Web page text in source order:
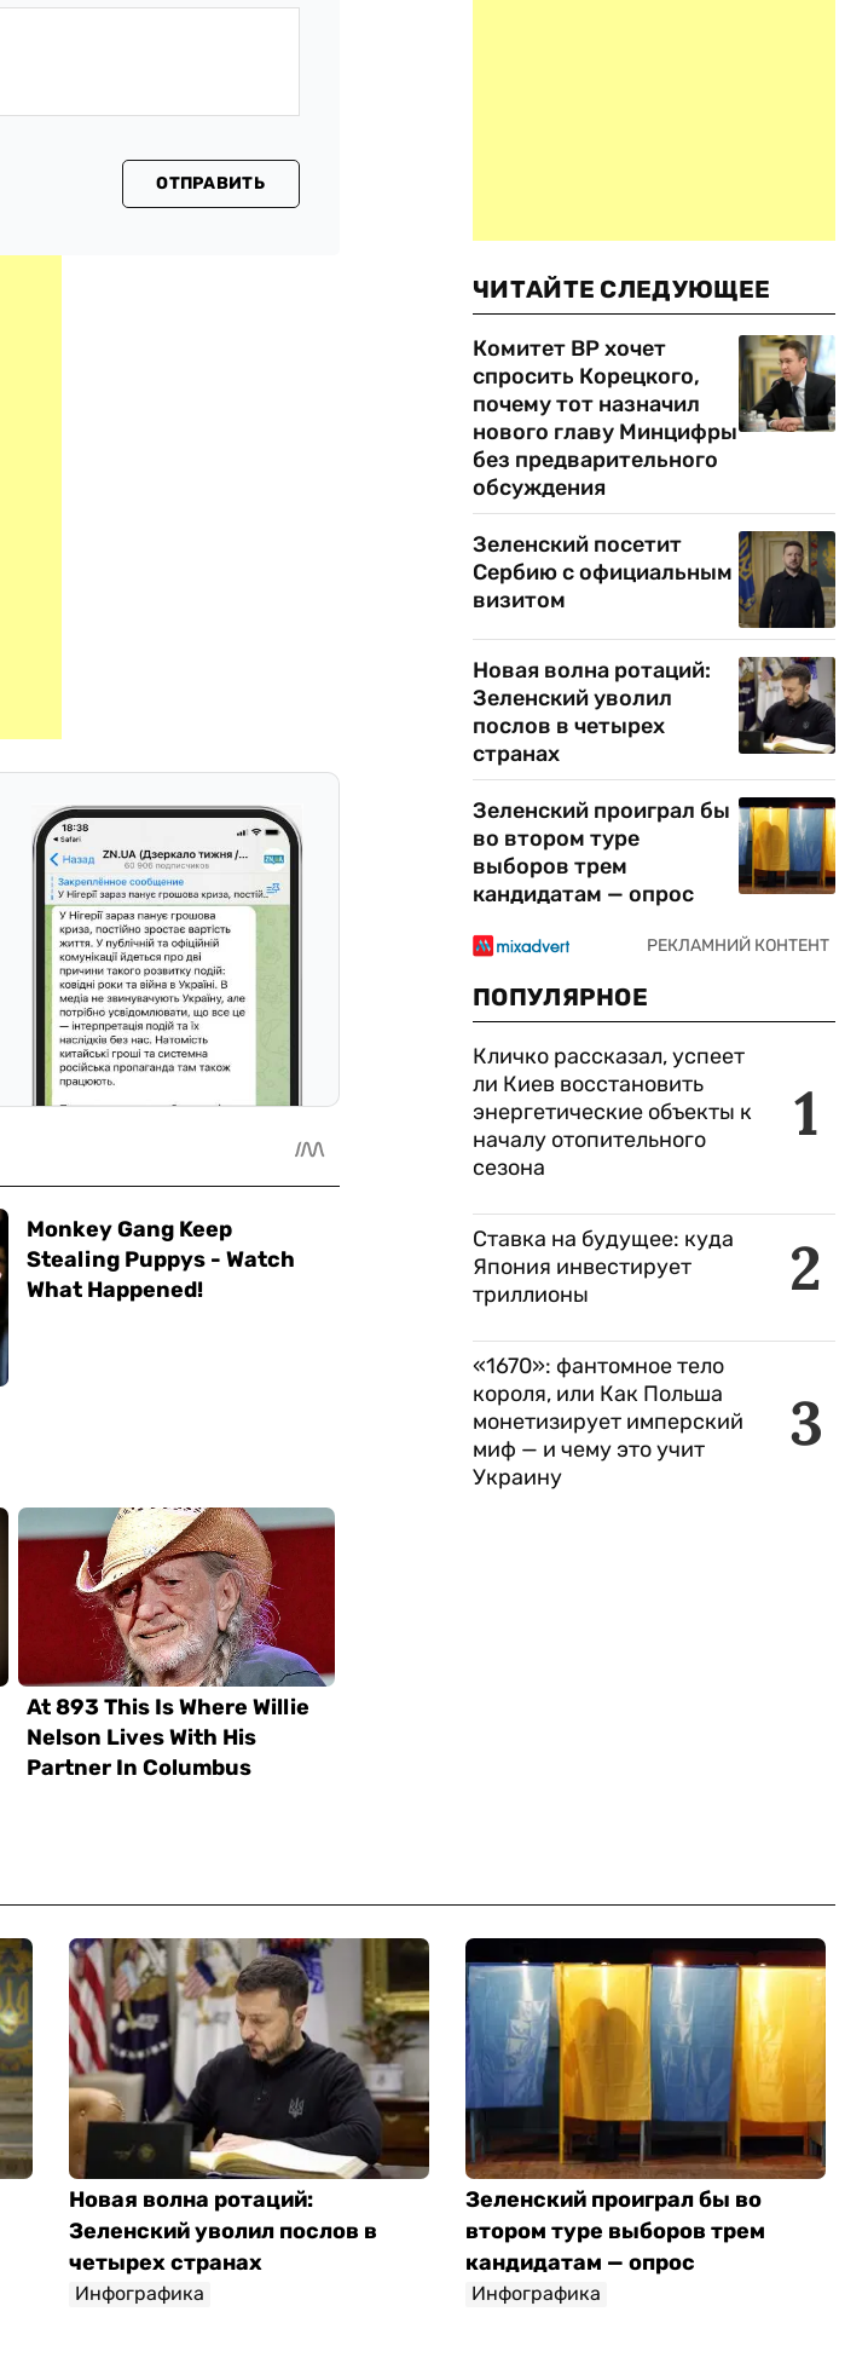
ОТПРАВИТЬ
ЧИТАЙТЕ СЛЕДУЮЩЕЕ
Комитет ВР хочет
спросить Корецкого,
почему тот назначил
нового главу Минцифры
без предварительного
обсуждения
Зеленский посетит
Сербию с официальным
визитом
Новая волна ротаций:
Зеленский уволил
послов в четырех
странах
Зеленский проиграл бы
во втором туре
выборов трем
кандидатам — опрос
ПОПУЛЯРНОЕ
1
Кличко рассказал, успеет
ли Киев восстановить
энергетические объекты к
началу отопительного
сезона
2
Ставка на будущее: куда
Япония инвестирует
триллионы
3
«1670»: фантомное тело
короля, или Как Польша
монетизирует имперский
миф — и чему это учит
Украину
Новая волна ротаций:
Зеленский уволил послов в
четырех странах
Инфографика
Зеленский проиграл бы во
втором туре выборов трем
кандидатам — опрос
Инфографика